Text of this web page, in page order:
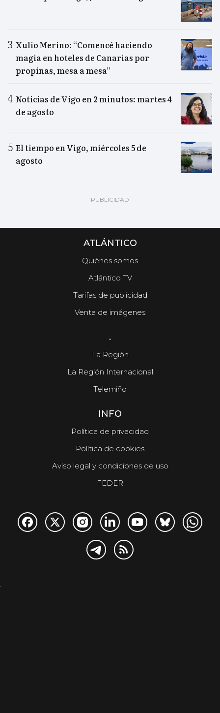
Xulio Merino: “Comencé haciendo
magia en hoteles de Canarias por
propinas, mesa a mesa”
Noticias de Vigo en 2 minutos: martes 4
de agosto
El tiempo en Vigo, miércoles 5 de
agosto
ATLÁNTICO
Quiénes somos
Atlántico TV
Tarifas de publicidad
Venta de imágenes
.
La Región
La Región Internacional
Telemiño
INFO
Política de privacidad
Política de cookies
Aviso legal y condiciones de uso
FEDER